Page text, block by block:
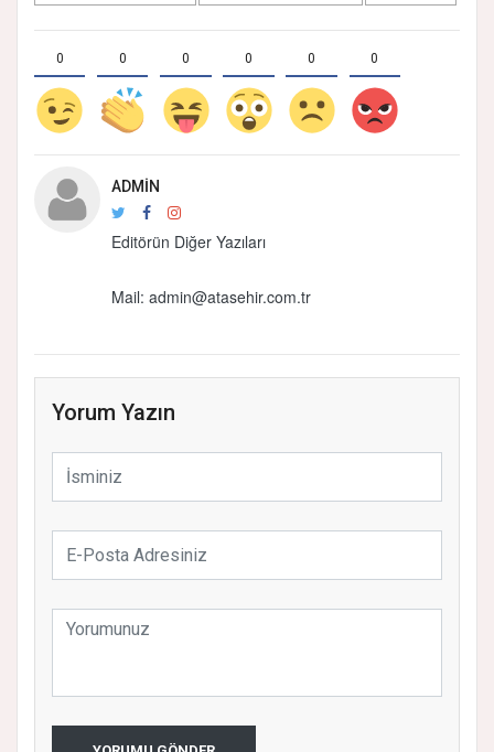
0 0 0 0 0 0
ADMIN
Editörün Diğer Yazıları
Mail: admin@atasehir.com.tr
Yorum Yazın